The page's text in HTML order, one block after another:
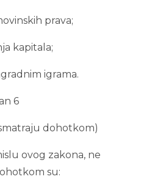
prava;
kapitala;
igrama.
6
dohotkom)
ovog zakona, ne
su: